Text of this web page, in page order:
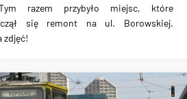
razem przybyło miejsc, które
się remont na ul. Borowskiej.
zdjęć!